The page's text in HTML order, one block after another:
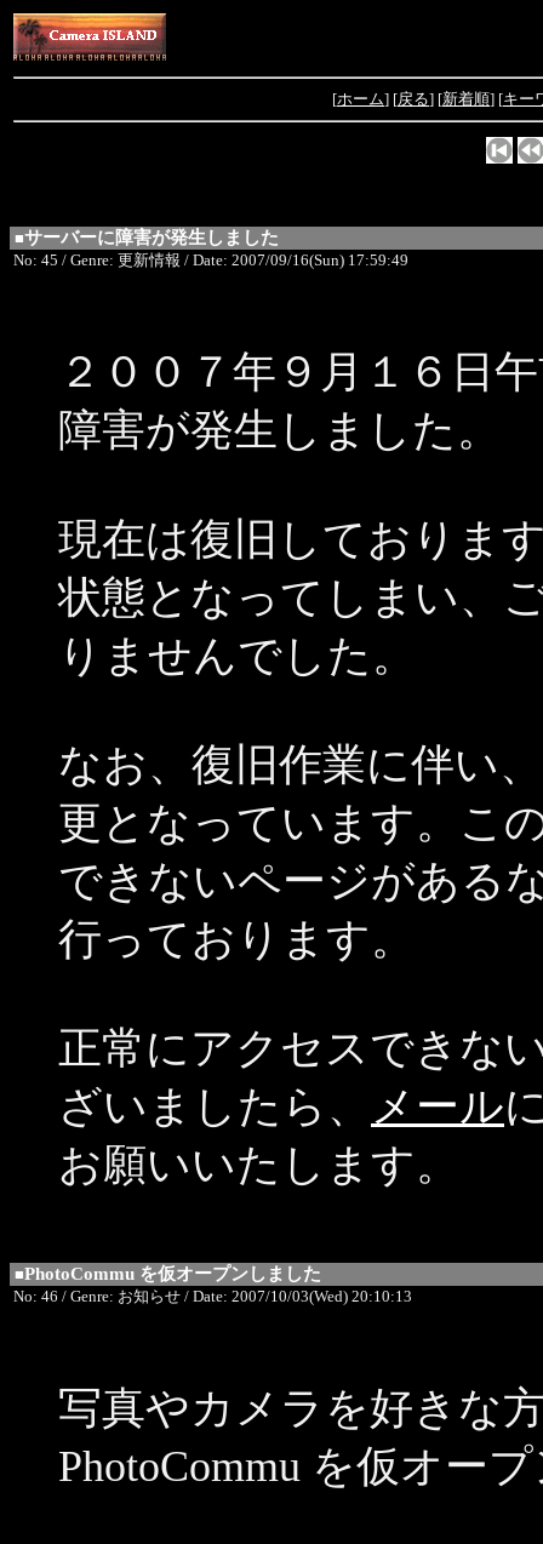
[ホーム] [戻る] [新着順] [キー
■サーバーに障害が発生しました
No: 45 / Genre: 更新情報 / Date: 2007/09/16(Sun) 17:59:49
２００７年９月１６日
障害が発生しました。
現在は復旧しておりま
状態となってしまい、
りませんでした。
なお、復旧作業に伴い
更となっています。こ
できないページがある
行っております。
正常にアクセスできな
ざいましたら、
メール
お願いいたします。
■PhotoCommu を仮オープンしました
No: 46 / Genre: お知らせ / Date: 2007/10/03(Wed) 20:10:13
写真やカメラを好きな
PhotoCommu を仮オー